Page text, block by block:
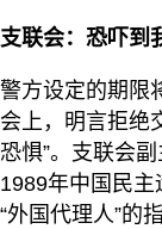
支联会：恐吓到
警方设定的期限
会上，明言拒绝
恐惧”。支联会
1989年中国民
“外国代理人”的